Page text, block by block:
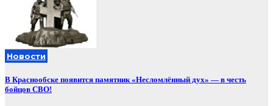
Новости
В Краснообске появится памятник «Несломлённый дух» — в честь
бойцов СВО!